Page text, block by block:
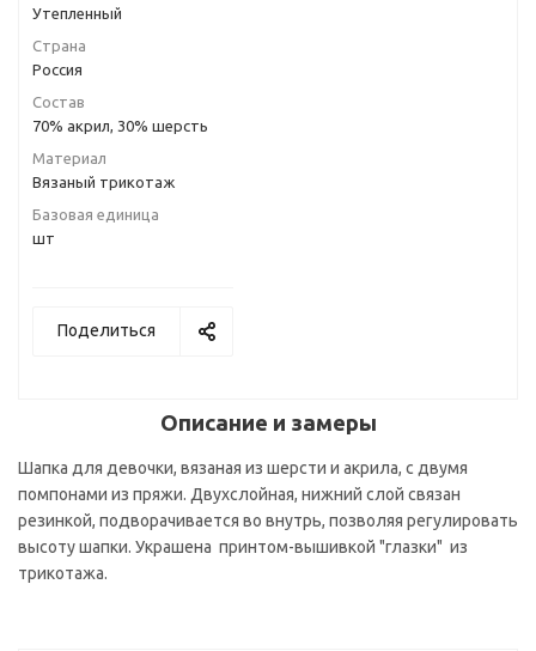
Утепленный
Страна
Россия
Состав
70% акрил, 30% шерсть
Материал
Вязаный трикотаж
Базовая единица
шт
Поделиться
Описание и замеры
Шапка для девочки, вязаная из шерсти и акрила, с двумя
помпонами из пряжи. Двухслойная, нижний слой связан
резинкой, подворачивается во внутрь, позволяя регулировать
высоту шапки. Украшена принтом-вышивкой "глазки" из
трикотажа.